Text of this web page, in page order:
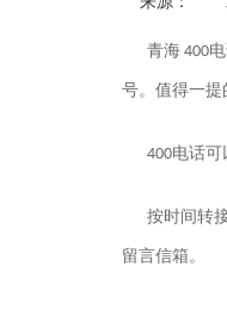
青海 400
号。值得一提
400电话可
按时间转
留言信箱。